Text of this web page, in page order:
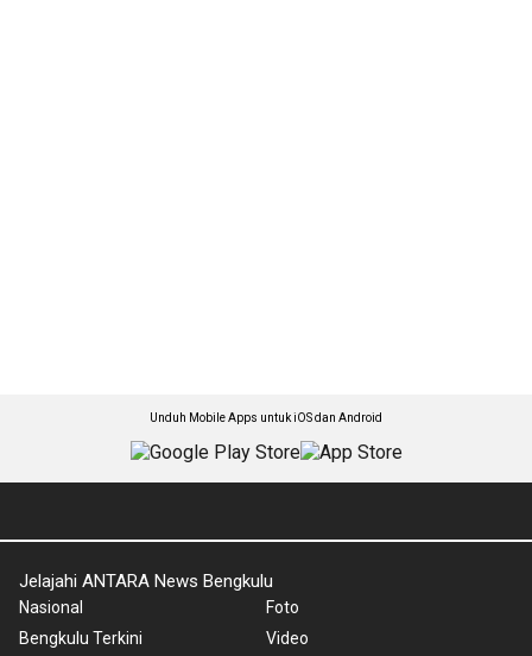
Unduh Mobile Apps untuk iOS dan Android
Jelajahi ANTARA News Bengkulu
Nasional
Bengkulu Terkini
Foto
Video